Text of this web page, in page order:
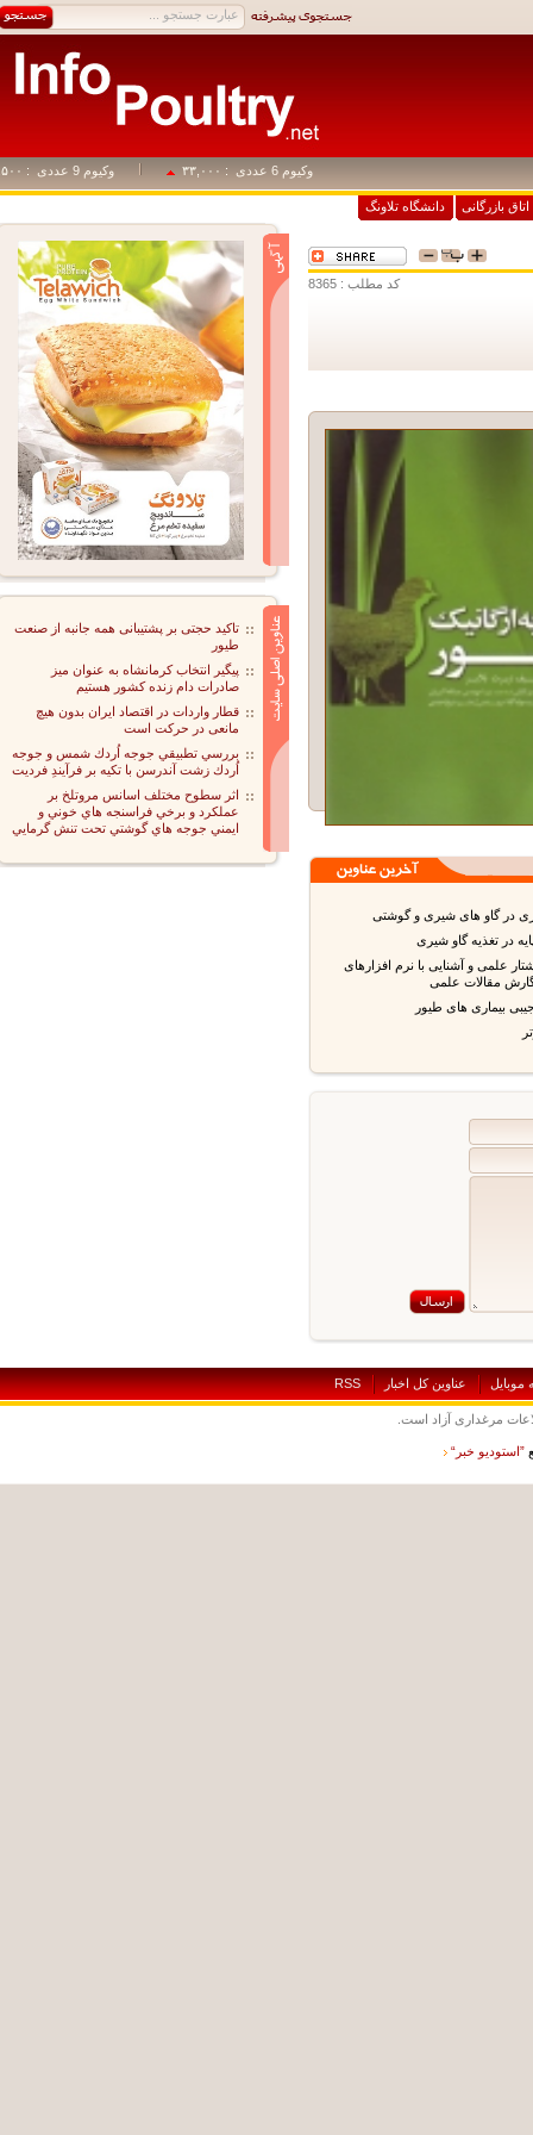
وکیوم 6 عددی : ۳۳,۰۰۰ وکیوم 9 عددی : ۴۹,۵۰۰
بازرگانی دانشگاه تلاونگ
کد مطلب : 8365
در گاو های شیری و گوشتی
در تغذیه گاو شیری
علمی و آشنایی با نرم افزارهای
مقالات علمی
بیماری های طیور
تاکید حجتی بر پشتیبانی همه جانبه از صنعت
طیور
پیگیر انتخاب کرمانشاه به عنوان میز
صادرات دام زنده کشور هستیم
قطار واردات در اقتصاد ایران بدون هیچ
مانعی در حرکت است
بررسي تطبيقي جوجه اُردك شمس و جوجه
اُردك زشت آندرسن با تكيه بر فرآيندِ فرديت
اثر سطوح مختلف اسانس مروتلخ بر
عملكرد و برخي فراسنجه هاي خوني و
ايمني جوجه هاي گوشتي تحت تنش گرمايي
عناوين کل اخبار RSS
مرغداری آزاد است.
خبر“